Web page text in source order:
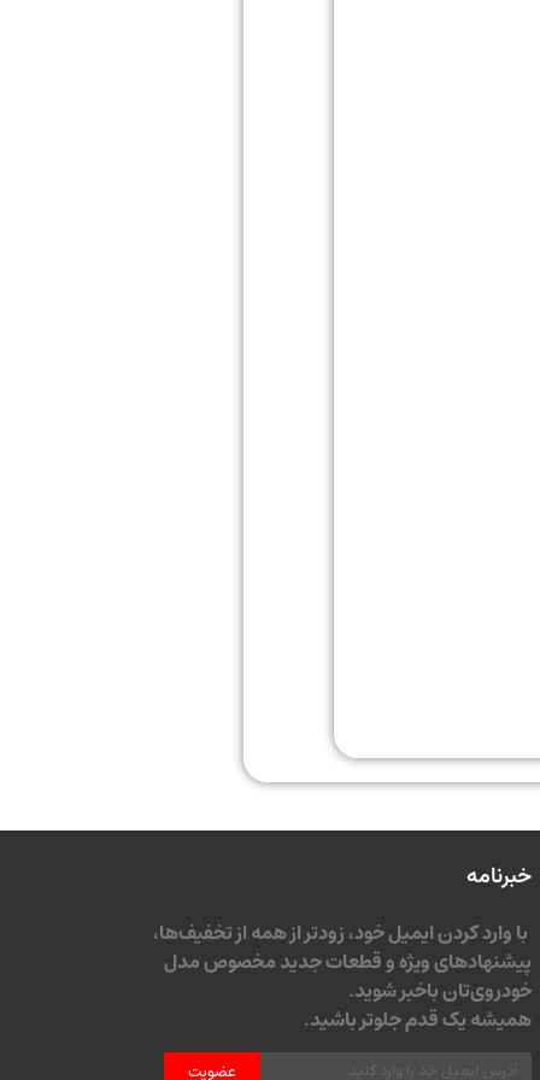
خبرنامه
با وارد کردن ایمیل خود، زودتر از همه از تخفیف‌ها،
پیشنهادهای ویژه و قطعات جدید مخصوص مدل
خودروی‌تان باخبر شوید.
همیشه یک قدم جلوتر باشید.
عضویت